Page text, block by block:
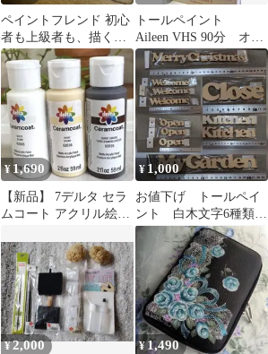
ペイントフレンド 初心
者も上級者も、描くこ
とにときめく人の
Vol.29
トールペイント
Aileen VHS 90分 オイ
ル
¥ 1,690
【新品】 7デルタ セラ
ムコート アクリル絵の
アイボリー
¥ 1,000
お値下げ トールペイ
ント 白木文字6種類
16枚
¥2,000 ¥ 1,490